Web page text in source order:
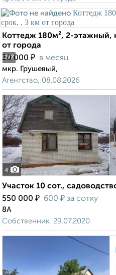
2/7
Коттедж 180м², 2-этажный,
от города
30 000 ₽ в месяц
мкр. Грушевый,
Агентство, 08.08.2026
4
Участок 10 сот.,
550 000 ₽ 600 ₽ за сотку
8А
Собственник, 29.07.2020